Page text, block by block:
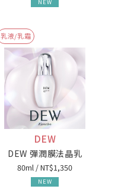
NEW
乳液/乳霜
DEW
DEW 彈潤膜法晶乳
80ml / NT$1,350
NEW